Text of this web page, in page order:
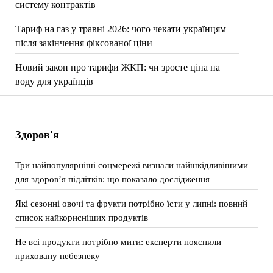
систему контрактів
Тариф на газ у травні 2026: чого чекати українцям
після закінчення фіксованої ціни
Новий закон про тарифи ЖКП: чи зросте ціна на
воду для українців
Здоров'я
Три найпопулярніші соцмережі визнали найшкідливішими
для здоров’я підлітків: що показало дослідження
Які сезонні овочі та фрукти потрібно їсти у липні: повний
список найкорисніших продуктів
Не всі продукти потрібно мити: експерти пояснили
приховану небезпеку